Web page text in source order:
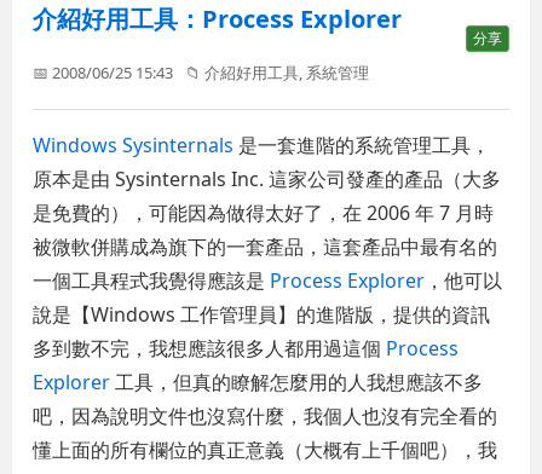
介紹好用工具：Process Explorer
分享
📅 2008/06/25 15:43 📁介紹好用工具, 系統管理
Windows Sysinternals 是一套進階的系統管理工具，
原本是由 Sysinternals Inc. 這家公司發產的產品（大多
是免費的），可能因為做得太好了，在 2006 年 7 月時
被微軟併購成為旗下的一套產品，這套產品中最有名的
一個工具程式我覺得應該是 Process Explorer ，他可以
說是【Windows 工作管理員】的進階版，提供的資訊
多到數不完，我想應該很多人都用過這個 Process
Explorer工具，但真的瞭解怎麼用的人我想應該不多
吧，因為說明文件也沒寫什麼，我個人也沒有完全看的
懂上面的所有欄位的真正意義（大概有上千個吧），我